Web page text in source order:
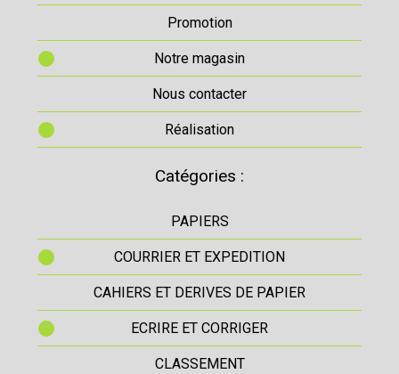
Promotion
Notre magasin
Nous contacter
Réalisation
Catégories :
PAPIERS
COURRIER ET EXPEDITION
CAHIERS ET DERIVES DE PAPIER
ECRIRE ET CORRIGER
CLASSEMENT